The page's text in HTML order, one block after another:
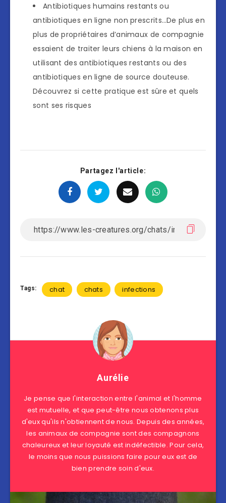
Antibiotiques humains restants ou
antibiotiques en ligne non prescrits…De plus en
plus de propriétaires d’animaux de compagnie
essaient de traiter leurs chiens à la maison en
utilisant des antibiotiques restants ou des
antibiotiques en ligne de source douteuse.
Découvrez si cette pratique est sûre et quels
sont ses risques
Partagez l'article:
Tags: chat chats infections
Aurélie
Je pense que l'interaction entre l'animal et l'homme
est mutuelle, et que peut-être nous obtenons plus
d'eux qu'ils n'obtiennent de nous. Depuis des années,
les animaux de compagnie sont des compagnons
chaleureux et leur loyauté est indéfectible. Pour cela,
le moins que nous puissions faire pour eux est de
bien prendre soin d'eux.